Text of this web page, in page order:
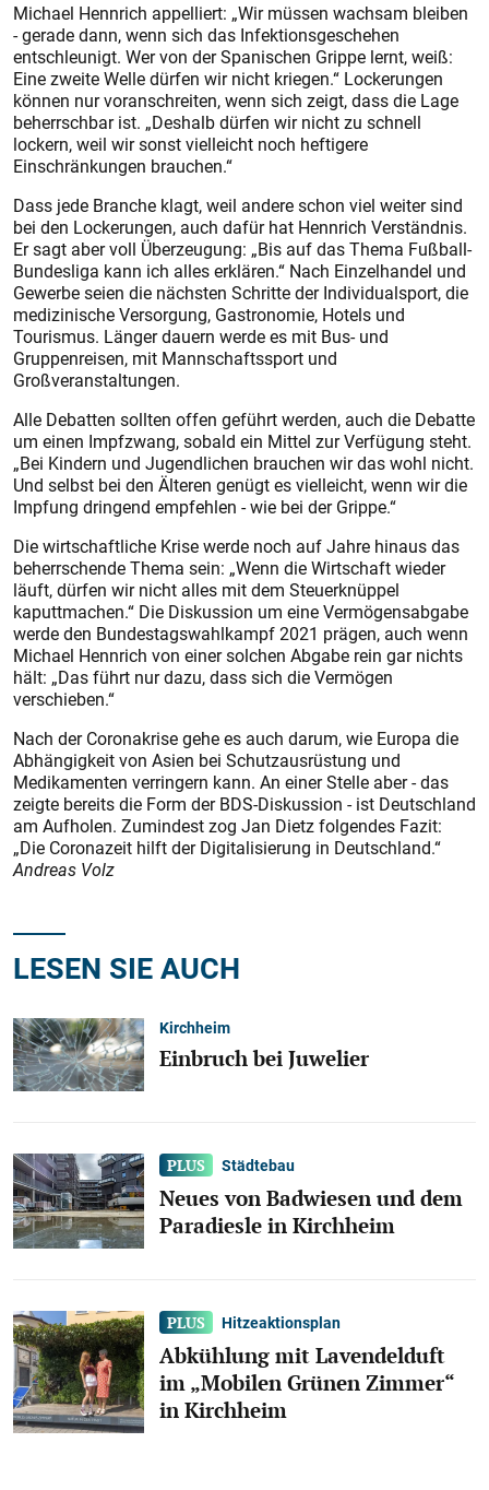
Michael Hennrich appelliert: „Wir müssen wachsam bleiben
- gerade dann, wenn sich das Infektionsgeschehen
entschleunigt. Wer von der Spanischen Grippe lernt, weiß:
Eine zweite Welle dürfen wir nicht kriegen.“ Lockerungen
können nur voranschreiten, wenn sich zeigt, dass die Lage
beherrschbar ist. „Deshalb dürfen wir nicht zu schnell
lockern, weil wir sonst vielleicht noch heftigere
Einschränkungen brauchen.“
Dass jede Branche klagt, weil andere schon viel weiter sind
bei den Lockerungen, auch dafür hat Hennrich Verständnis.
Er sagt aber voll Überzeugung: „Bis auf das Thema Fußball-
Bundesliga kann ich alles erklären.“ Nach Einzelhandel und
Gewerbe seien die nächsten Schritte der Individualsport, die
medizinische Versorgung, Gastronomie, Hotels und
Tourismus. Länger dauern werde es mit Bus- und
Gruppenreisen, mit Mannschaftssport und
Großveranstaltungen.
Alle Debatten sollten offen geführt werden, auch die Debatte
um einen Impfzwang, sobald ein Mittel zur Verfügung steht.
„Bei Kindern und Jugendlichen brauchen wir das wohl nicht.
Und selbst bei den Älteren genügt es vielleicht, wenn wir die
Impfung dringend empfehlen - wie bei der Grippe.“
Die wirtschaftliche Krise werde noch auf Jahre hinaus das
beherrschende Thema sein: „Wenn die Wirtschaft wieder
läuft, dürfen wir nicht alles mit dem Steuerknüppel
kaputtmachen.“ Die Diskussion um eine Vermögensabgabe
werde den Bundestagswahlkampf 2021 prägen, auch wenn
Michael Hennrich von einer solchen Abgabe rein gar nichts
hält: „Das führt nur dazu, dass sich die Vermögen
verschieben.“
Nach der Coronakrise gehe es auch darum, wie Europa die
Abhängigkeit von Asien bei Schutzausrüstung und
Medikamenten verringern kann. An einer Stelle aber - das
zeigte bereits die Form der BDS-Diskussion - ist Deutschland
am Aufholen. Zumindest zog Jan Dietz folgendes Fazit:
„Die Coronazeit hilft der Digitalisierung in Deutschland.“
Andreas Volz
LESEN SIE AUCH
Kirchheim
Einbruch bei Juwelier
Städtebau
Neues von Badwiesen und dem
Paradiesle in Kirchheim
Hitzeaktionsplan
Abkühlung mit Lavendelduft
im „Mobilen Grünen Zimmer“
in Kirchheim